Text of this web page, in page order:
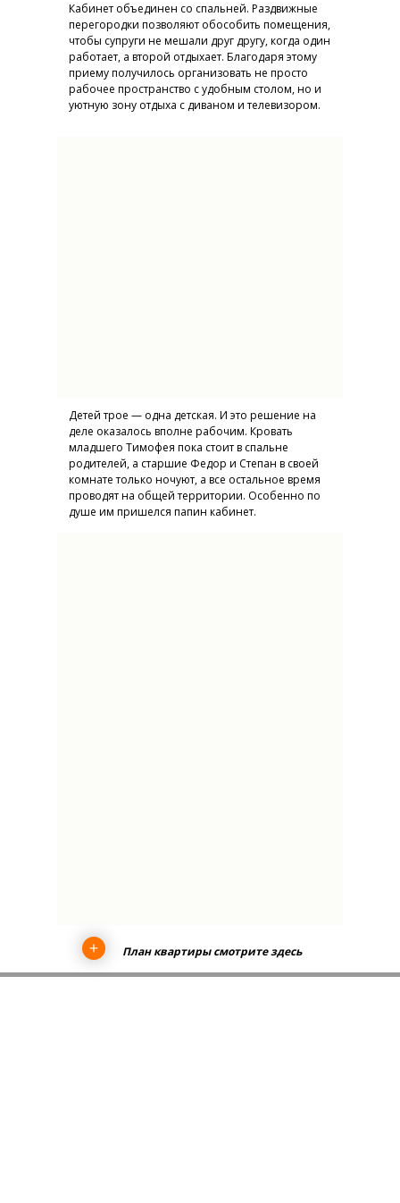
Кабинет объединен со спальней. Раздвижные
перегородки позволяют обособить помещения,
чтобы супруги не мешали друг другу, когда один
работает, а второй отдыхает. Благодаря этому
приему получилось организовать не просто
рабочее пространство с удобным столом, но и
уютную зону отдыха с диваном и телевизором.
Детей трое — одна детская. И это решение на
деле оказалось вполне рабочим. Кровать
младшего Тимофея пока стоит в спальне
родителей, а старшие Федор и Степан в своей
комнате только ночуют, а все остальное время
проводят на общей территории. Особенно по
душе им пришелся папин кабинет.
План квартиры смотрите здесь